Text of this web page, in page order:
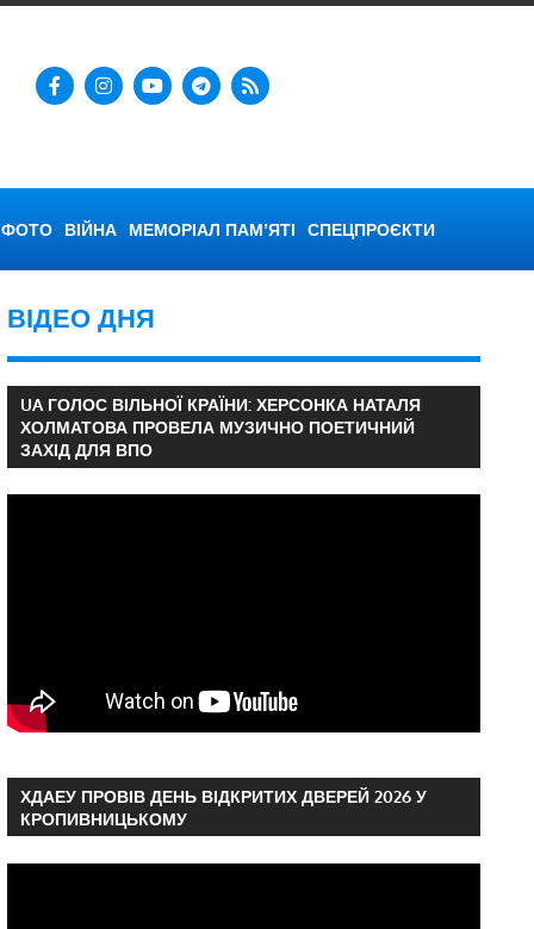
ФОТО ВІЙНА МЕМОРІАЛ ПАМ’ЯТІ СПЕЦПРОЄКТИ
ВІДЕО ДНЯ
UA ГОЛОС ВІЛЬНОЇ КРАЇНИ: ХЕРСОНКА НАТАЛЯ
ХОЛМАТОВА ПРОВЕЛА МУЗИЧНО ПОЕТИЧНИЙ
ЗАХІД ДЛЯ ВПО
ХДАЕУ ПРОВІВ ДЕНЬ ВІДКРИТИХ ДВЕРЕЙ 2026 У
КРОПИВНИЦЬКОМУ